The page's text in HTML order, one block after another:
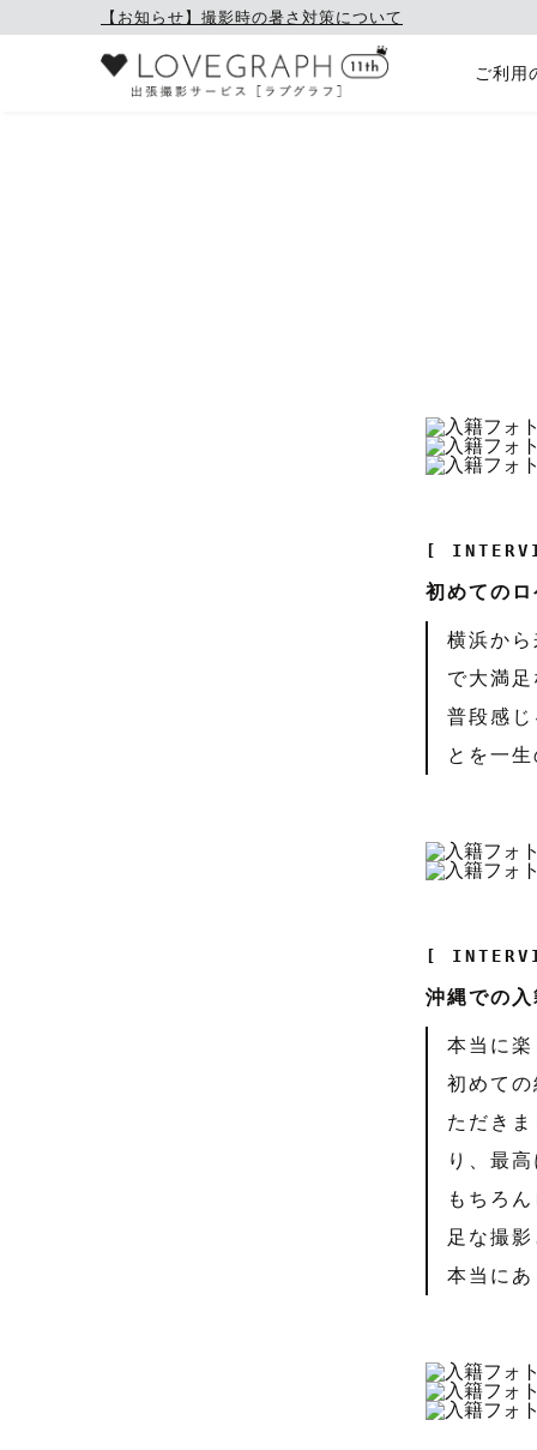
【お知らせ】撮影時の暑さ対策について
ご利用
[
初めての
横浜か
で大満足
普段感
とを一
[
沖縄での
本当に楽
初めて
ただき
り、最
もちろ
足な撮影
本当にあ